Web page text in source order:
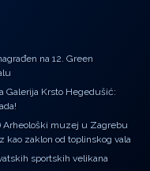
na 12. Green
Galerija Krsto Hegedušić:
Arheološki muzej u Zagrebu
kao zaklon od toplinskog vala
sportskih velikana